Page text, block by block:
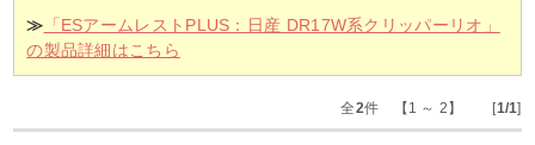
≫ 「ESアームレストPLUS：日産 DR17W系クリッパーリオ」
の製品詳細はこちら
全2件 【1 ～ 2】 [1/1]